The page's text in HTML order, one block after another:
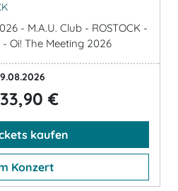
- M.A.U. Club - ROSTOCK -
Oi! The Meeting 2026
33,90 €
kaufen
Konzert